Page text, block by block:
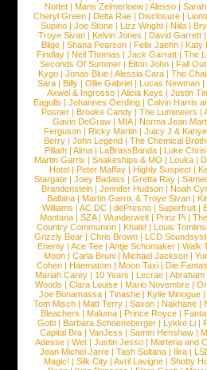
Nottet |Mans Zelmerloew |Alesso |
Cheryl Green |Delta Rae |Disclosure |
Supino |Joe Stone |Lizz Wright |Niila |
Troye Sivan | Kelvin Jones | David Garrett
Blige | Shana Pearson | Felix Jaehn | Katy
Findlay |Neil Thomas |Jack Garratt |The
Seconds Of Summer |Elton John |Fall
Kygo |Jonas Blue |Alessia Cara |The
Sara |Billy |Ollie Gabriel |Lucas Newman |
Axwel & Ingrosso | Alicia Keys | Justin
Eagulls |Johannes Oerding |Calvin Harris
Posner |Brooke Candy |The Lumineers |
Gavin DeGraw | MIA| Norma Jean
Ferguson | Ricky Martin | Juicy J &
Berry | John Legend | The Chemical
Pillath |Alma |LaBrassBanda |Luke
Martin Garrix | Snakeships & MO | Louka |
Hotel | Peter Maffay | Highly Suspect |
Stargate |Joey Badass |Gretta Ray |
Brandenstein |Jennifer Hudson |Noah
Balbina | Martin Garrix & Troye Sivan |
Williams |AC DC |dePresno |Superfruit |
Montana |SZA|Wunderwelt |Prinz Pi |
Country Communion | Khalid | Louis
Grizzly Bear | Chris Brown | LCD
Enemy | Ace Tee | Antje Schomaker | Walk
Moon |Carla Bruni |Michael Jackson |
Cohen |Haematom |Moon Taxi |Die
Mariah Carey | 10 Years | Lecrae | Abraham
Woods |Clara Louise |Mario Novembre |
Joe Bonamassa | Tinashe | Kylie Minogue |
Tom Misch |Matt Terry |Saxon |Nakhane |
Bleachers | Maluma | Prince Royce |
Gotti |Barbara Schoeneberger |Lykke Li |
Capital Bra |VanJess |Samm Henshaw |
Adesse |Wet |Justin Jesso |Marteria and
Jean Michel Jarre |Tash Sultana | Ilira |
Magic! | Silk City | Avril Lavigne | Shotty